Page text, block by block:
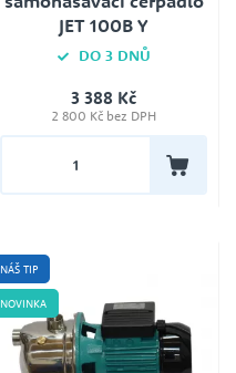
JET 100B Y
DO 3 DNŮ
Záruka
24
3 388 Kč
2 800 Kč bez DPH
NÁŠ TIP
NOVINKA